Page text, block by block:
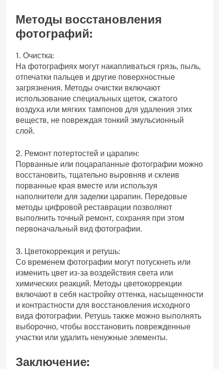
Методы восстановления
фотографий:
1. Очистка:
На фотографиях могут накапливаться грязь, пыль,
отпечатки пальцев и другие поверхностные
загрязнения. Методы очистки включают
использование специальных щеток, сжатого
воздуха или мягких тампонов для удаления этих
веществ, не повреждая тонкий эмульсионный
слой.
2. Ремонт потертостей и царапин:
Порванные или поцарапанные фотографии можно
восстановить, тщательно выровняв и склеив
порванные края вместе или используя
наполнители для заделки царапин. Передовые
методы цифровой реставрации позволяют
выполнить точный ремонт, сохраняя при этом
первоначальный вид фотографии.
3. Цветокоррекция и ретушь:
Со временем фотографии могут потускнеть или
изменить цвет из-за воздействия света или
химических реакций. Методы цветокоррекции
включают в себя настройку оттенка, насыщенности
и контрастности для восстановления исходного
вида фотографии. Ретушь также можно выполнять
выборочно, чтобы восстановить поврежденные
участки или удалить ненужные элементы.
Заключение: